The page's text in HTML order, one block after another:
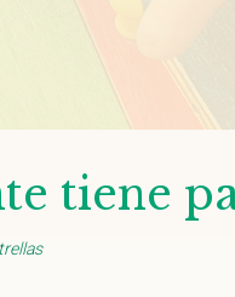
tiene